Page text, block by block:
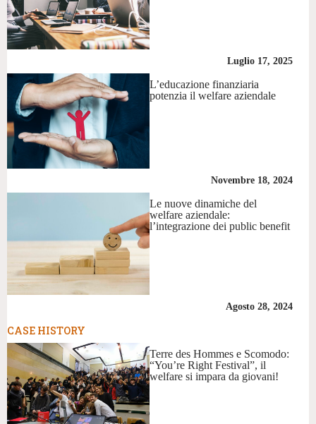
Luglio 17, 2025
L’educazione finanziaria
potenzia il welfare aziendale
Novembre 18, 2024
Le nuove dinamiche del
welfare aziendale:
l’integrazione dei public benefit
Agosto 28, 2024
CASE HISTORY
Terre des Hommes e Scomodo:
“You’re Right Festival”, il
welfare si impara da giovani!